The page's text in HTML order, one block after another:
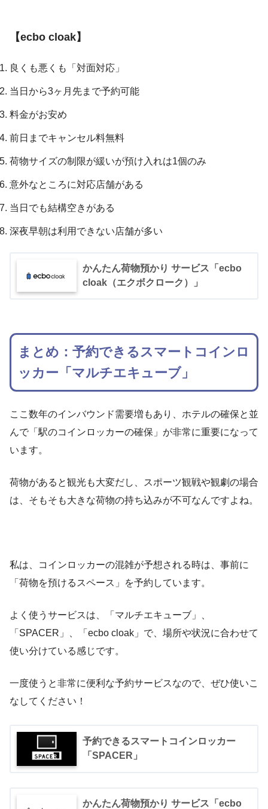
【ecbo cloak】
良くも悪くも「対面対応」
当日から3ヶ月先まで予約可能
料金がお安め
前日までキャンセル料無料
荷物サイズの制限が緩いが預け入れは1個のみ
意外なところに対応店舗がある
当日でも結構空きがある
深夜早朝は利用できない店舗が多い
かんたん荷物預かり サービス「ecbo
cloak（エクボクローク）」
まとめ：予約できるスマートコインロ
ッカー「マルチエキューブ」
ここ数年のインバウンド需要増もあり、ホテルの確保と並
んで「駅のコインロッカーの確保」が非常に重要になって
います。
荷物があると観光も大変だし、スポーツ観戦や観劇の場合
は、そもそも大きな荷物の持ち込みが不可なんですよね。
私は、コインロッカーの混雑が予想される時は、事前に
「荷物を預けるスペース」を予約しています。
よく使うサービスは、「マルチエキューブ」、
「SPACER」、「ecbo cloak」で、場所や状況に合わせて
使い分けている感じです。
一度使うと非常に便利な予約サービスなので、ぜひ使いこ
なしてください！
予約できるスマートコインロッカー
「SPACER」
かんたん荷物預かり サービス「ecbo